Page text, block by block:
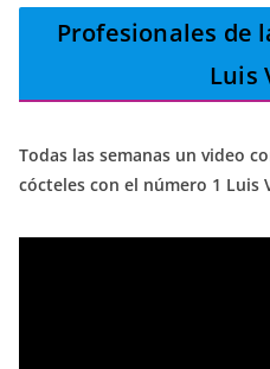
Profesionales de
Luis
Todas las semanas un video
cócteles con el número 1 Luis